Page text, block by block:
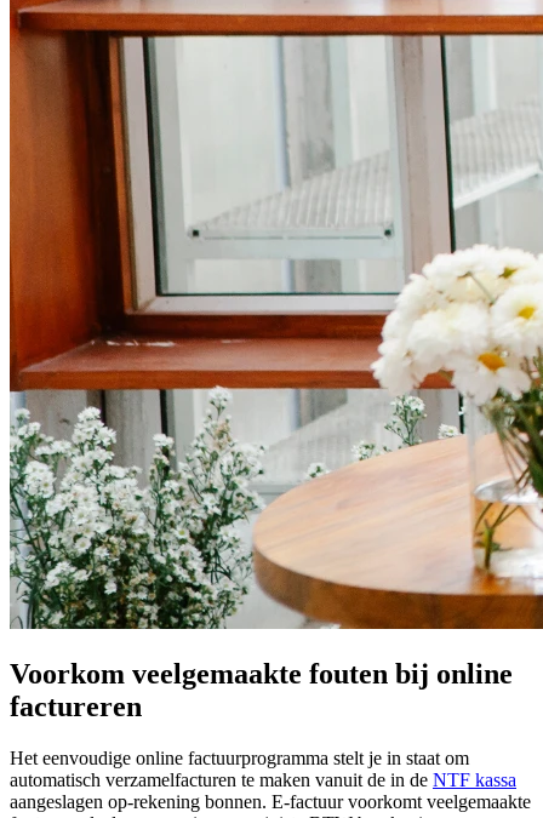
Voorkom veelgemaakte fouten bij online
factureren
Het eenvoudige online factuurprogramma stelt je in staat om
automatisch verzamelfacturen te maken vanuit de in de NTF kassa
aangeslagen op-rekening bonnen. E-factuur voorkomt veelgemaakte